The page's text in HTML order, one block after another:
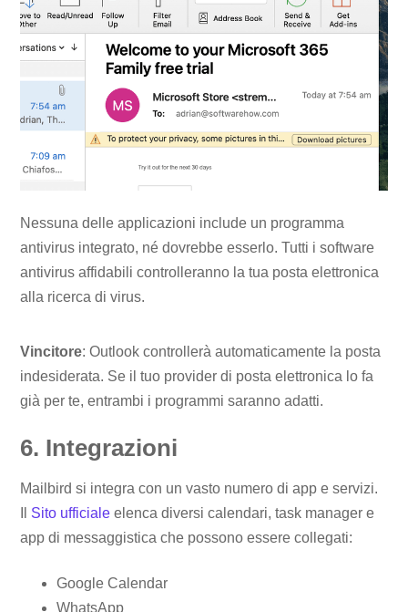
Nessuna delle applicazioni include un programma
antivirus integrato, né dovrebbe esserlo. Tutti i software
antivirus affidabili controlleranno la tua posta elettronica
alla ricerca di virus.
Vincitore: Outlook controllerà automaticamente la posta
indesiderata. Se il tuo provider di posta elettronica lo fa
già per te, entrambi i programmi saranno adatti.
6. Integrazioni
Mailbird si integra con un vasto numero di app e servizi.
Sito ufficiale elenca diversi calendari, task manager e
app di messaggistica che possono essere collegati:
Google Calendar
WhatsApp